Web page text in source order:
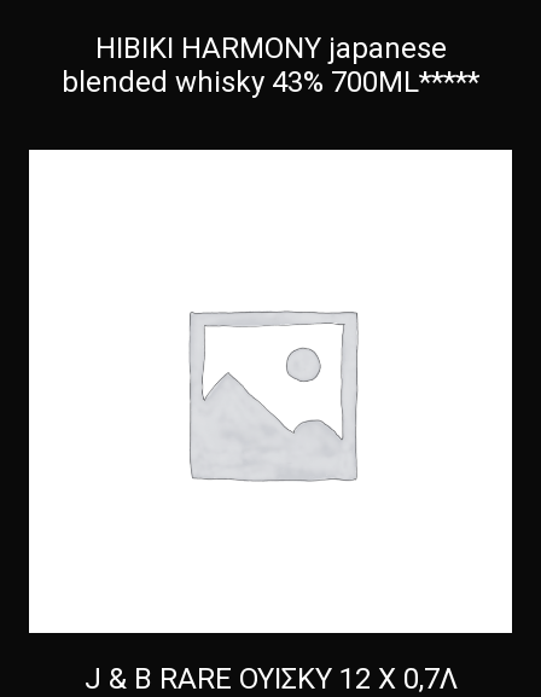
HIBIKI HARMONY japanese
blended whisky 43% 700ML*****
J & B RARE ΟΥΙΣΚΥ 12 Χ 0,7Λ